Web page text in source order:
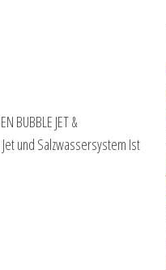
BUBBLE JET &
Jet und Salzwassersystem Ist